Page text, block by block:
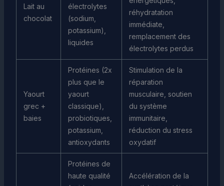
Lait au
chocolat
électrolytes
(sodium,
potassium),
liquides
réhydratation
immédiate,
remplacement des
électrolytes perdus
Yaourt
grec +
baies
Protéines (2x
plus que le
yaourt
classique),
probiotiques,
potassium,
antioxydants
Stimulation de la
réparation
musculaire, soutien
du système
immunitaire,
réduction du stress
oxydatif
Protéines de
haute qualité
Accélération de la